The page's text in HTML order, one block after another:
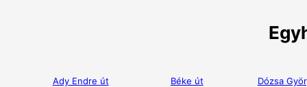
Ady Endre út Béke út
Dózsa